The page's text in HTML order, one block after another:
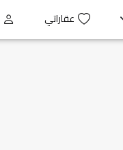
عقاراتي